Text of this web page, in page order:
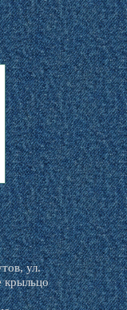
ул.
крыльцо